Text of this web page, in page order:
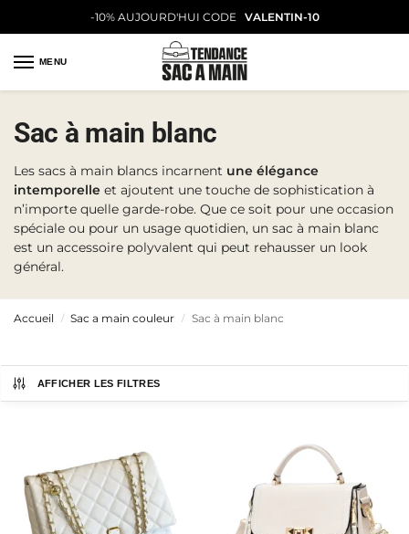
-10% AUJOURD'HUI CODE VALENTIN-10
MENU
Sac à main blanc
Les sacs à main blancs incarnent une élégance
intemporelle et ajoutent une touche de sophistication à
n’importe quelle garde-robe. Que ce soit pour une occasion
spéciale ou pour un usage quotidien, un sac à main blanc
est un accessoire polyvalent qui peut rehausser un look
général.
Accueil / Sac a main couleur / Sac à main blanc
AFFICHER LES FILTRES